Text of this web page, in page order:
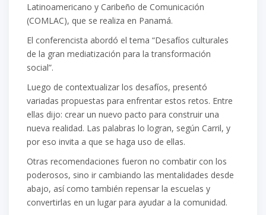
Latinoamericano y Caribeño de Comunicación
(COMLAC), que se realiza en Panamá.
El conferencista abordó el tema “Desafíos culturales
de la gran mediatización para la transformación
social”.
Luego de contextualizar los desafíos, presentó
variadas propuestas para enfrentar estos retos. Entre
ellas dijo: crear un nuevo pacto para construir una
nueva realidad. Las palabras lo logran, según Carril, y
por eso invita a que se haga uso de ellas.
Otras recomendaciones fueron no combatir con los
poderosos, sino ir cambiando las mentalidades desde
abajo, así como también repensar la escuelas y
convertirlas en un lugar para ayudar a la comunidad.